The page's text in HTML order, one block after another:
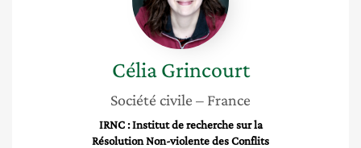
Célia Grincourt
Société civile – France
IRNC : Institut de recherche sur la
Résolution Non-violente des Conflits